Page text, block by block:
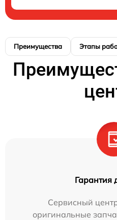
Преимущества Этапы
Гарантия
Сервисный
оригинальные